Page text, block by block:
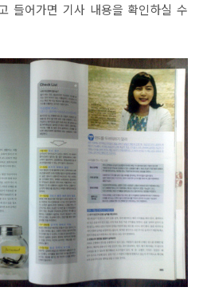
들어가면 기사 내용을 확인하실 수